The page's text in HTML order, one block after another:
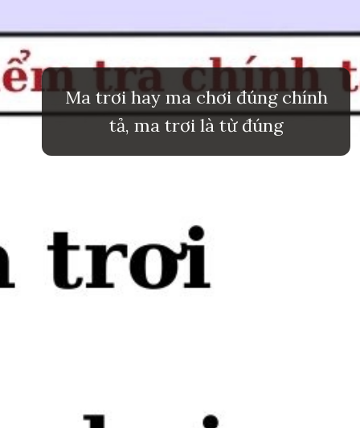
Ma trơi hay ma chơi đúng chính
tả, ma trơi là từ đúng